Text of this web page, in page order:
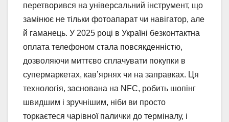
перетворився на універсальний інструмент, що
замінює не тільки фотоапарат чи навігатор, але
й гаманець. У 2025 році в Україні безконтактна
оплата телефоном стала повсякденністю,
дозволяючи миттєво сплачувати покупки в
супермаркетах, кав’ярнях чи на заправках. Ця
технологія, заснована на NFC, робить шопінг
швидшим і зручнішим, ніби ви просто
торкаєтеся чарівної палички до терміналу, і